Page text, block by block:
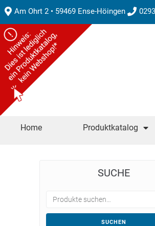
Am Ohrt 2 • 59469 Ense-Höingen
Home Produktkatalog
SUCHE
SUCHEN